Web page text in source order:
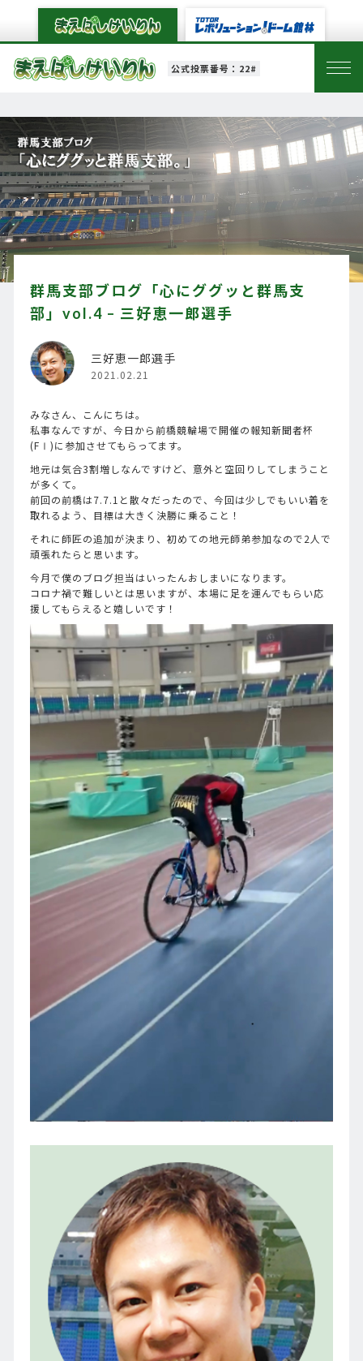
公式投票番号：22#
群馬支部ブログ「心にググッと群馬支
部」vol.4 – 三好恵一郎選手
三好恵一郎選手
2021.02.21
みなさん、こんにちは。
私事なんですが、今日から前橋競輪場で開催の報知新聞者杯
(FⅠ)に参加させてもらってます。
地元は気合3割増しなんですけど、意外と空回りしてしまうこと
が多くて。
前回の前橋は7.7.1と散々だったので、今回は少しでもいい着を
取れるよう、目標は大きく決勝に乗ること！
それに師匠の追加が決まり、初めての地元師弟参加なので2人で
頑張れたらと思います。
今月で僕のブログ担当はいったんおしまいになります。
コロナ禍で難しいとは思いますが、本場に足を運んでもらい応
援してもらえると嬉しいです！